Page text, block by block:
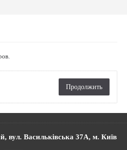
Продолжить
вул. Васильківська 37А, м. Київ